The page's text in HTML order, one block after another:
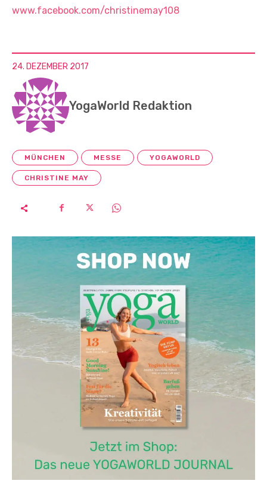
www.facebook.com/christinemay108
24. DEZEMBER 2017
YogaWorld Redaktion
MÜNCHEN MESSE YOGAWORLD
CHRISTINE MAY